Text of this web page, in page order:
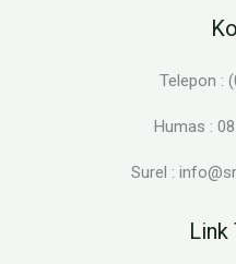
Telepon :
Humas :
Surel :
Link